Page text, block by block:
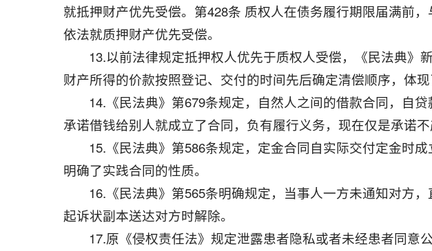
就抵押财产优先受偿。第428条 质权人在债务履行期限届满前
依法就质押财产优先受偿。
13.以前法律规定抵押权人优先于质权人受偿，《民法典》
财产所得的价款按照登记、交付的时间先后确定清偿顺序，体
14.《民法典》第679条规定，自然人之间的借款合同，自
承诺借钱给别人就成立了合同，负有履行义务，现在仅是承诺
15.《民法典》第586条规定，定金合同自实际交付定金时
明确了实践合同的性质。
16.《民法典》第565条明确规定，当事人一方未通知对方
起诉状副本送达对方时解除。
17.原《侵权责任法》规定泄露患者隐私或者未经患者同